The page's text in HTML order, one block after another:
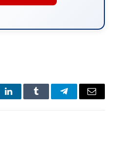
LinkedInTumblr TelegramEmail